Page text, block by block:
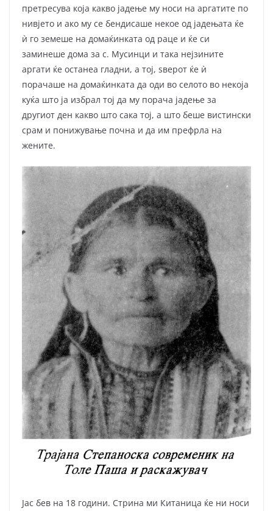
претресува која какво јадење му носи на аргатите по
нивјето и ако му се бендисаше некое од јадењата ќе
ѝ го земеше на домаќинката од раце и ќе си
заминеше дома за с. Мусинци и така нејзините
аргати ќе останеа гладни, а тој, ѕверот ќе ѝ
порачаше на домаќинката да оди во селото во некоја
куќа што ја избрал тој да му порача јадење за
другиот ден какво што сака тој, а што беше вистински
срам и понижување почна и да им префрла на
жените.
Јас бев на 18 години. Стрина ми Китаница ќе ни носи